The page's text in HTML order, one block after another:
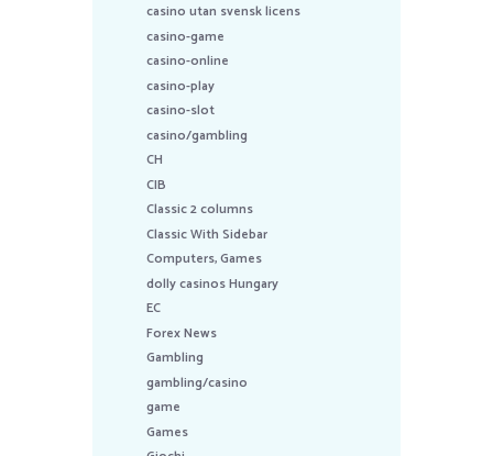
casino utan svensk licens
casino-game
casino-online
casino-play
casino-slot
casino/gambling
CH
CIB
Classic 2 columns
Classic With Sidebar
Computers, Games
dolly casinos Hungary
EC
Forex News
Gambling
gambling/casino
game
Games